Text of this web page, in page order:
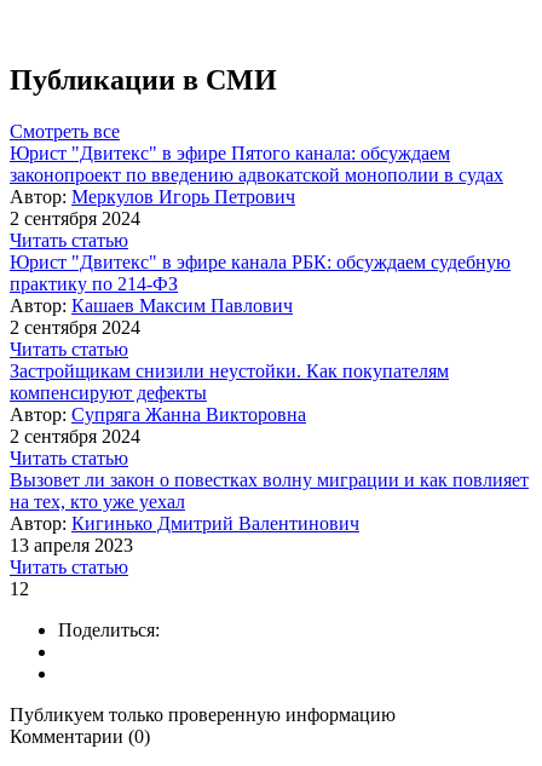
Публикации в СМИ
Смотреть все
Юрист "Двитекс" в эфире Пятого канала: обсуждаем
законопроект по введению адвокатской монополии в судах
Автор: Меркулов Игорь Петрович
2 сентября 2024
Читать статью
Юрист "Двитекс" в эфире канала РБК: обсуждаем судебную
практику по 214-ФЗ
Автор: Кашаев Максим Павлович
2 сентября 2024
Читать статью
Застройщикам снизили неустойки. Как покупателям
компенсируют дефекты
Автор: Супряга Жанна Викторовна
2 сентября 2024
Читать статью
Вызовет ли закон о повестках волну миграции и как повлияет
на тех, кто уже уехал
Автор: Кигинько Дмитрий Валентинович
13 апреля 2023
Читать статью
12
Поделиться:
Публикуем только проверенную информацию
Комментарии (0)